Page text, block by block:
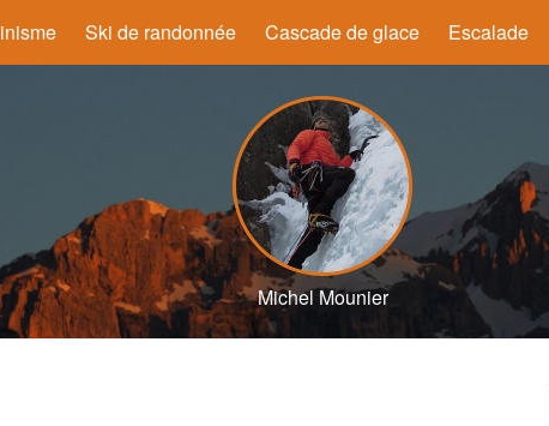
Ski de randonnée Cascade de glace Escalade
Michel Mounier